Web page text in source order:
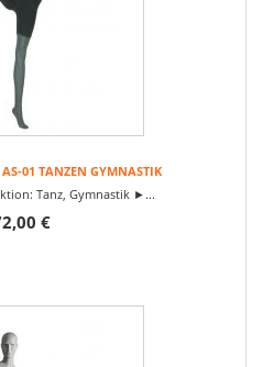
01 TANZEN GYMNASTIK
Tanz, Gymnastik ►...
€